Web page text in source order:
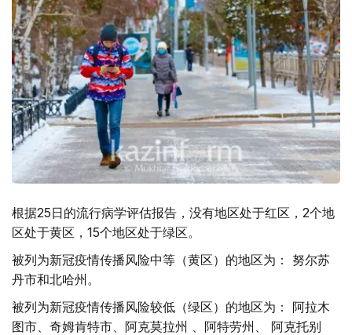
根据25日的流行病学评估报告，没有地区处于红区，2个地
区处于黄区，15个地区处于绿区。
被列为新冠疫情传播风险中等（黄区）的地区为： 努尔苏
丹市和北哈州。
被列为新冠疫情传播风险较低（绿区）的地区为： 阿拉木
图市、奇姆肯特市、阿克莫拉州 、阿特劳州、 阿克托别